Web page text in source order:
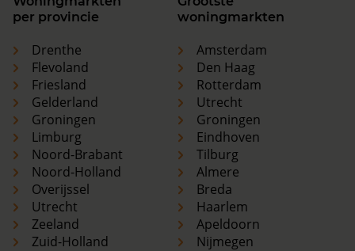
per provincie
Drenthe
Flevoland
Friesland
Gelderland
Groningen
Limburg
Noord-Brabant
Noord-Holland
Overijssel
Utrecht
Zeeland
Zuid-Holland
woningmarkten
Amsterdam
Den Haag
Rotterdam
Utrecht
Groningen
Eindhoven
Tilburg
Almere
Breda
Haarlem
Apeldoorn
Nijmegen